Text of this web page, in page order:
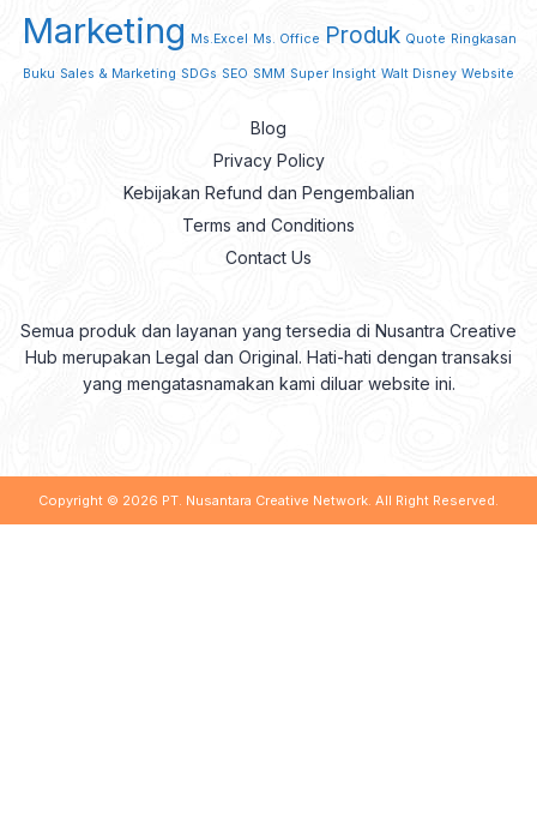
Marketing Ms.Excel Ms. Office Produk Quote Ringkasan
Buku Sales & Marketing SDGs SEO SMM Super Insight Walt Disney Website
Blog
Privacy Policy
Kebijakan Refund dan Pengembalian
Terms and Conditions
Contact Us
Semua produk dan layanan yang tersedia di Nusantra Creative
Hub merupakan Legal dan Original. Hati-hati dengan transaksi
yang mengatasnamakan kami diluar website ini.
Copyright © 2026 PT. Nusantara Creative Network . All Right Reserved.